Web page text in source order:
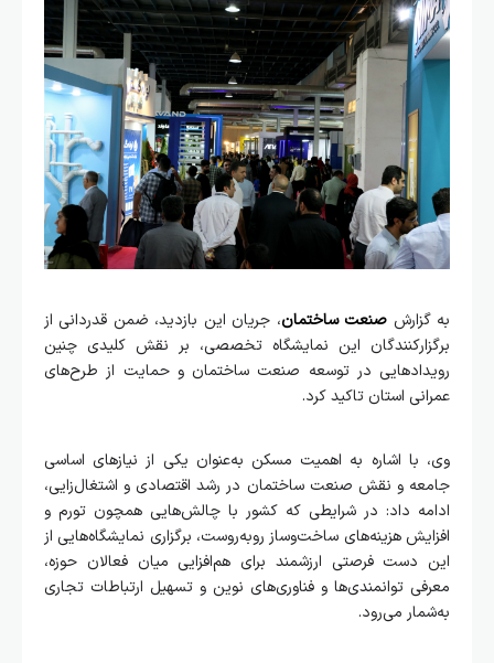
به گزارش صنعت ساختمان، جریان این بازدید، ضمن قدردانی از
برگزارکنندگان این نمایشگاه تخصصی، بر نقش کلیدی چنین
رویدادهایی در توسعه صنعت ساختمان و حمایت از طرح‌های
عمرانی استان تاکید کرد.
وی، با اشاره به اهمیت مسکن به‌عنوان یکی از نیازهای اساسی
جامعه و نقش صنعت ساختمان در رشد اقتصادی و اشتغال‌زایی،
ادامه داد: در شرایطی که کشور با چالش‌هایی همچون تورم و
افزایش هزینه‌های ساخت‌وساز روبه‌روست، برگزاری نمایشگاه‌هایی از
این دست فرصتی ارزشمند برای هم‌افزایی میان فعالان حوزه،
معرفی توانمندی‌ها و فناوری‌های نوین و تسهیل ارتباطات تجاری
به‌شمار می‌رود.